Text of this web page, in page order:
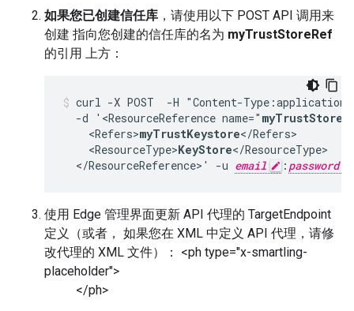
如果您已创建信任库 ，请使用以下 POST API 调用来
创建 指向您创建的信任库的名为 myTrustStoreRef
的引用 上方：
curl -X POST  -H "Content-
  -d '<ResourceReference name="
    <Refers>
myTrustKeystore</Refers>
    <ResourceType>
KeyStore</ResourceType>
  </ResourceReference>' -u
email : password
使用 Edge 管理界面更新 API 代理的 TargetEndpoint
定义（或者， 如果您在 XML 中定义 API 代理，请修
改代理的 XML 文件）： <ph type="x-smartling-
placeholder">
</ph>